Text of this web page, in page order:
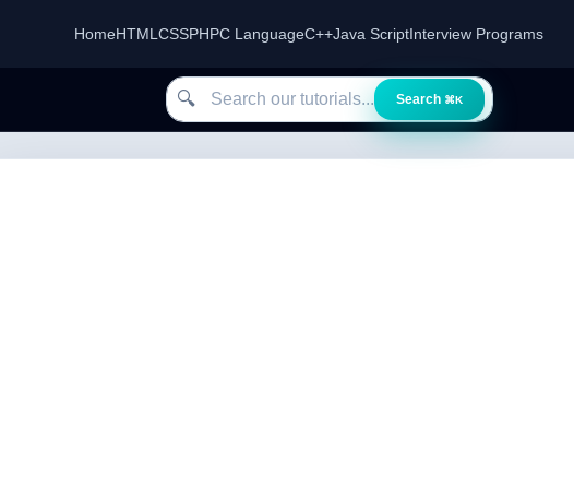
HomeHTML CSSPHPC LanguageC++Java ScriptInterview Programs
Search our tutorials
🔍 Search ⌘K